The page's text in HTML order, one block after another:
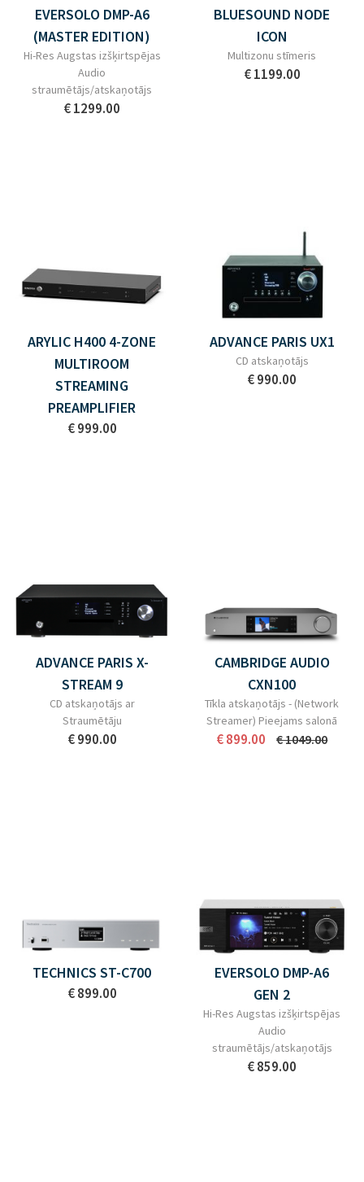
EVERSOLO DMP-A6
(MASTER EDITION)
Hi-Res Augstas izšķirtspējas
Audio
straumētājs/atskaņotājs
€ 1299.00
BLUESOUND NODE
ICON
Multizonu stīmeris
€ 1199.00
ARYLIC H400 4-ZONE
MULTIROOM
STREAMING
PREAMPLIFIER
€ 999.00
ADVANCE PARIS UX1
CD atskaņotājs
€ 990.00
ADVANCE PARIS X-
STREAM 9
CD atskaņotājs ar
Straumētāju
€ 990.00
CAMBRIDGE AUDIO
CXN100
Tīkla atskaņotājs - (Network
Streamer) Pieejams salonā
€ 899.00 € 1049.00
TECHNICS ST-C700
€ 899.00
EVERSOLO DMP-A6
GEN 2
Hi-Res Augstas izšķirtspējas
Audio
straumētājs/atskaņotājs
€ 859.00